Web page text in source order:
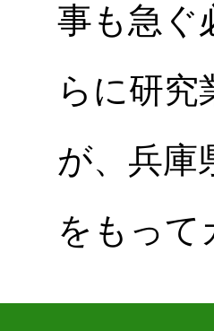
事も急ぐ
らに研究
が、兵庫
をもって